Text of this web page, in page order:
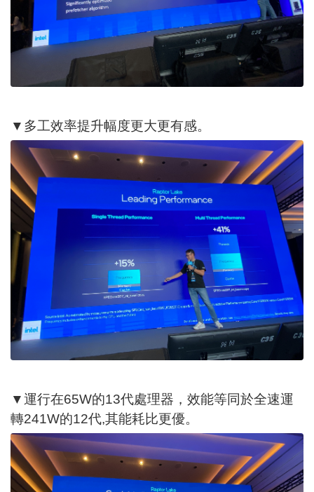
▼多工效率提升幅度更大更有感。
▼運行在65W的13代處理器，效能等同於全速運
轉241W的12代,其能耗比更優。